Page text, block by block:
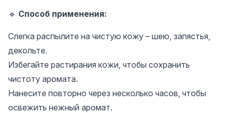
🔹 Способ применения:
Слегка распылите на чистую кожу – шею, запястья,
декольте.
Избегайте растирания кожи, чтобы сохранить
чистоту аромата.
Нанесите повторно через несколько часов, чтобы
освежить нежный аромат.